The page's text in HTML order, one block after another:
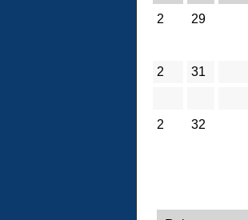
2
29
2
31
2
32